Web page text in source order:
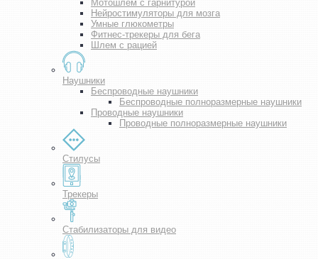
Мотошлем с гарнитурой
Нейростимуляторы для мозга
Умные глюкометры
Фитнес-трекеры для бега
Шлем с рацией
Наушники
Беспроводные наушники
Беспроводные полноразмерные наушники
Проводные наушники
Проводные полноразмерные наушники
Стилусы
Трекеры
Стабилизаторы для видео